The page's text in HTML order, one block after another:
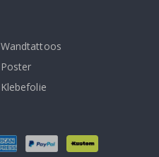
Wandtattoos
Poster
Klebefolie